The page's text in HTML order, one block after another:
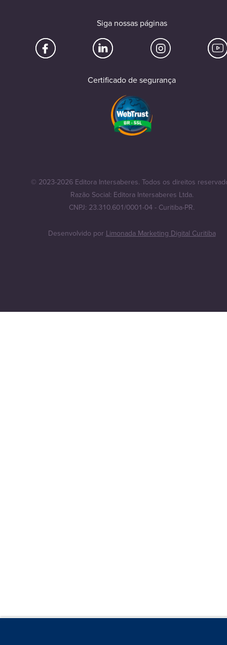
Siga nossas páginas
Certificado de segurança
© 2023-2026 Editora Intersaberes. Todos os direitos
Razão Social: Editora Intersaberes Ltda.
CNPJ: 23.310.601/0001-04 - Curitiba-PR.
Desenvolvido por Limonada Marketing Digital Curitiba